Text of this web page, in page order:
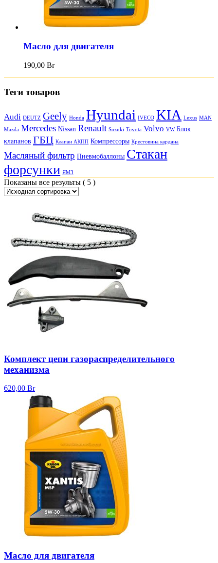
Показаны все результы ( 5 )
Комплект цепи газораспределительного
механизма
620,00 Br
Масло для двигателя
Масло для двигателя
190,00 Br
Теги товаров
Audi DEUTZ Geely Honda Hyundai IVECO KIA Lexus MAN
Mazda Mercedes Nissan Renault Suzuki Toyota Volvo VW Блок
клапанов ГБЦ Клапан АКПП Компрессоры Крестовина кардана
Масляный фильтр Пневмобаллоны Стакан
форсунки ЯМЗ